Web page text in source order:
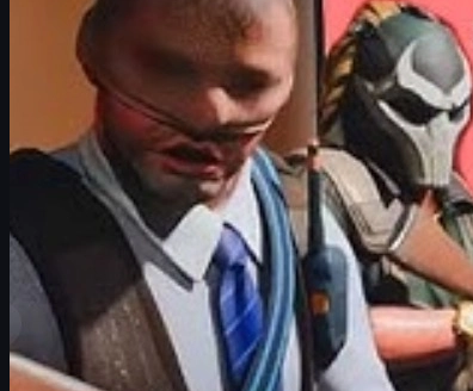
Neste guia completo em português, você vai encontrar
skins CS2com segurança no Brasil. Se você
Como fizemos este tier list de
Este tier list não leva em conta apenas se o agente é
Critérios de avaliação dos agentes
Para ranquear os agentes, consideramos principalmente:
Visual e identidade: design geral,
Voice lines exclusivas: falas especiais em
Sleeves (mangas) : como as mangas
Popularidade na comunidade: presença em
Preço e custo-benefício
: quão caro o